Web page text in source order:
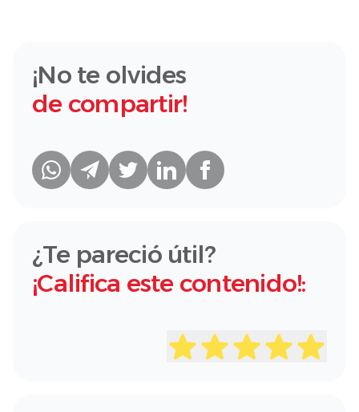
¡No te olvides
de compartir!
¿Te pareció útil?
¡Califica este contenido!: